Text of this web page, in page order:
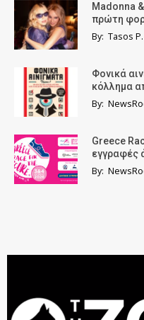
Madonna
πρώτη
By: Tasos P.
Φονικά
κόλλημα
By:
Greece
εγγραφές
By: